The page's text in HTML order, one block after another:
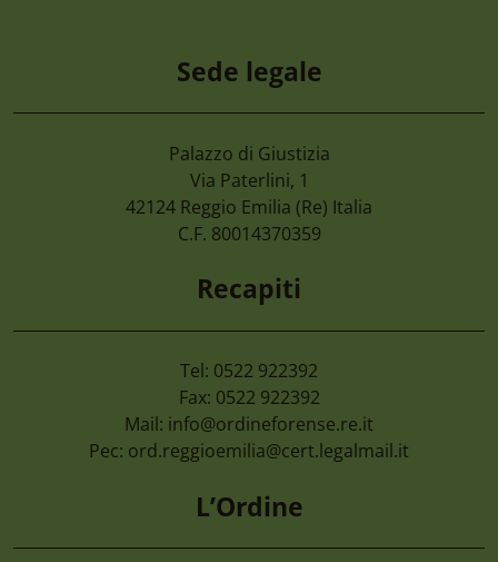
6 Agosto 2026
Convegno “la Tutela Dell’ambiente,
Nel D.lgs. 81/2026. Le Nuove
Sede legale
Palazzo di Giustizia
Via Paterlini, 1
42124 Reggio Emilia (Re) Italia
C.F. 80014370359
Recapiti
Tel: 0522 922392
Fax: 0522 922392
Mail: info@ordineforense.re.it
Pec: ord.reggioemilia@cert.legalmail.it
L’Ordine